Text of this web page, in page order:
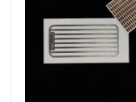
เกี่ยวกับเรา